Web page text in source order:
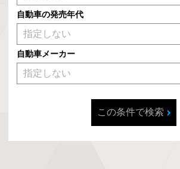
自動車の発売年代
自動車メーカー
この条件で検索